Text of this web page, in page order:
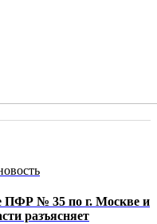
ПФР № 35 по г. Москве и
разъясняет